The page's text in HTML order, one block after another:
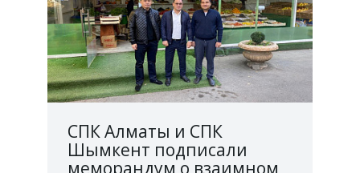
СПК Алматы и СПК
Шымкент подписали
меморандум о взаимном